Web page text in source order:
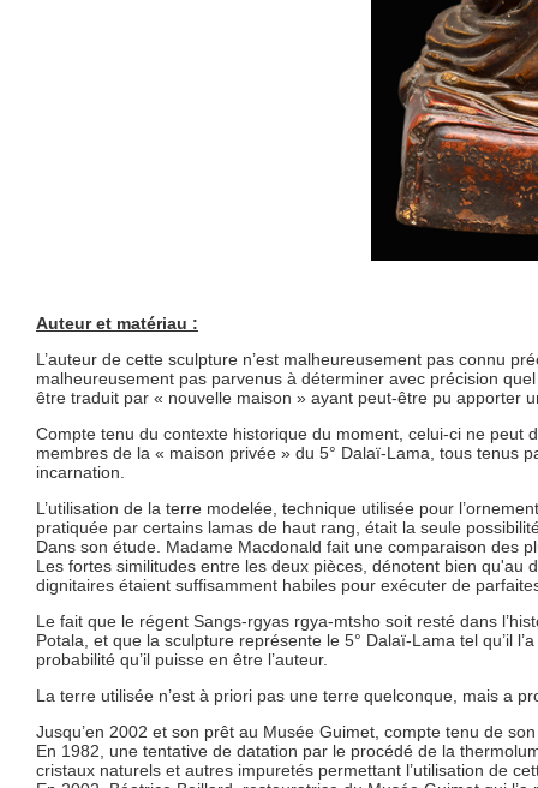
Auteur et matériau :
L’auteur de cette sculpture n’est malheureusement pas connu
malheureusement pas parvenus à déterminer avec précision
être traduit par « nouvelle maison » ayant peut-être pu apporter
Compte tenu du contexte historique du moment, celui-ci ne
membres de la « maison privée » du 5° Dalaï-Lama, tous tenus
incarnation.
L’utilisation de la terre modelée, technique utilisée pour
pratiquée par certains lamas de haut rang, était la seule
Dans son étude. Madame Macdonald fait une comparaison des
Les fortes similitudes entre les deux pièces, dénotent bien qu'au
dignitaires étaient suffisamment habiles pour exécuter de
Le fait que le régent Sangs-rgyas rgya-mtsho soit resté dans
Potala, et que la sculpture représente le 5° Dalaï-Lama tel qu’il
probabilité qu’il puisse en être l’auteur.
La terre utilisée n’est à priori pas une terre quelconque, mais a
Jusqu’en 2002 et son prêt au Musée Guimet, compte tenu de
En 1982, une tentative de datation par le procédé de la
cristaux naturels et autres impuretés permettant l’utilisation de